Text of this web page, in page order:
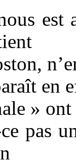
est
en
»
ce pas